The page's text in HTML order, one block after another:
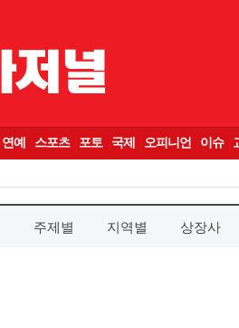
주제별 지역별 상장사